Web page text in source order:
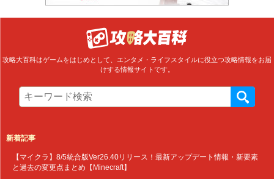
攻略大百科はゲームをはじめとして、エンタメ・ライフスタイルに役立つ攻略情報をお届
けする情報サイトです。
新着記事
【マイクラ】8/5統合版Ver26.40リリース！最新アップデート情報・新要素
と過去の変更点まとめ【Minecraft】